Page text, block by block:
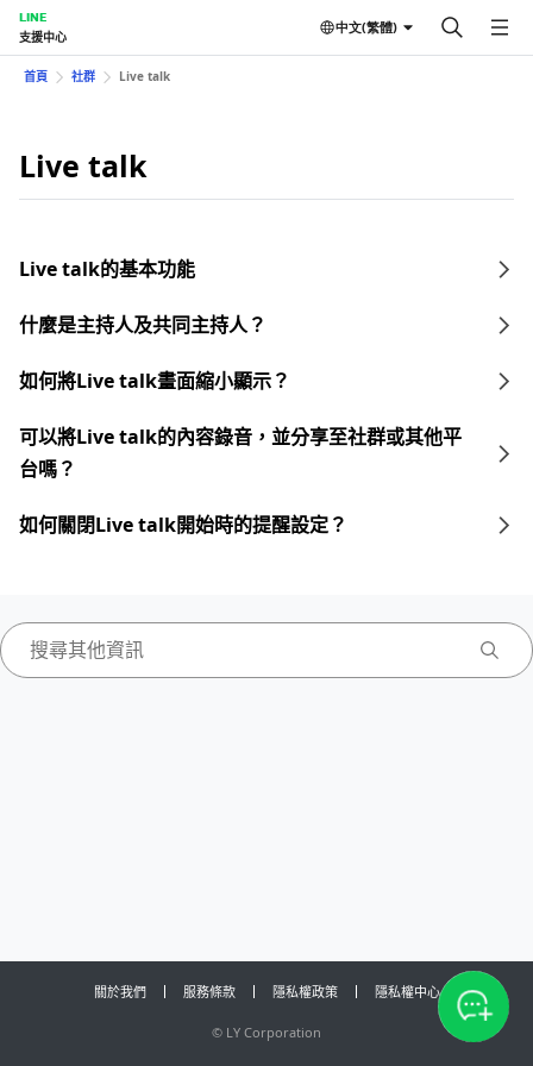
LINE
支援中心
中文(繁體)
首頁 社群 Live talk
Live talk
Live talk的基本功能
什麼是主持人及共同主持人？
如何將Live talk畫面縮小顯示？
可以將Live talk的內容錄音，並分享至社群或其他平
台嗎？
如何關閉Live talk開始時的提醒設定？
關於我們 服務條款 隱私權政策 隱私權中心
© LY Corporation